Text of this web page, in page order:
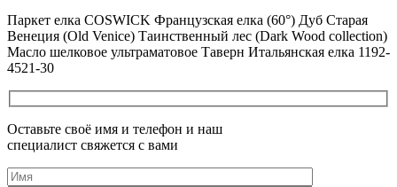
Паркет елка COSWICK Французская елка (60°) Дуб Старая
Венеция (Old Venice) Таинственный лес (Dark Wood collection)
Масло шелковое ультраматовое Таверн Итальянская елка 1192-
4521-30
Оставьте своё имя и телефон и наш
специалист свяжется с вами